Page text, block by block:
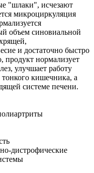
"шлаки", исчезают
микроциркуляция
объем синовиальной
и достаточно быстро
продукт нормализует
улучшает работу
кишечника, а
системе печени.
дистрофические